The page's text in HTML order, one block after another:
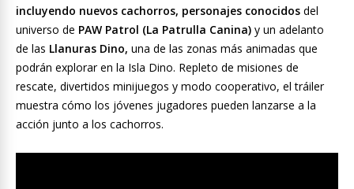
incluyendo nuevos cachorros, personajes conocidos del
universo de PAW Patrol (La Patrulla Canina) y un adelanto
de las Llanuras Dino, una de las zonas más animadas que
podrán explorar en la Isla Dino. Repleto de misiones de
rescate, divertidos minijuegos y modo cooperativo, el tráiler
muestra cómo los jóvenes jugadores pueden lanzarse a la
acción junto a los cachorros.